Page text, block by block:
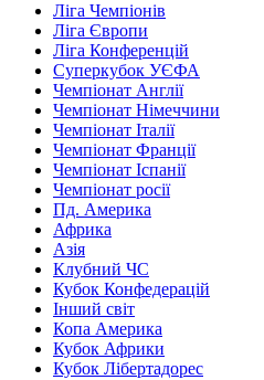
Ліга Чемпіонів
Ліга Європи
Ліга Конференцій
Суперкубок УЄФА
Чемпіонат Англії
Чемпіонат Німеччини
Чемпіонат Італії
Чемпіонат Франції
Чемпіонат Іспанії
Чемпіонат росії
Пд. Америка
Африка
Азія
Клубний ЧС
Кубок Конфедерацій
Інший світ
Копа Америка
Кубок Африки
Кубок Лібертадорес